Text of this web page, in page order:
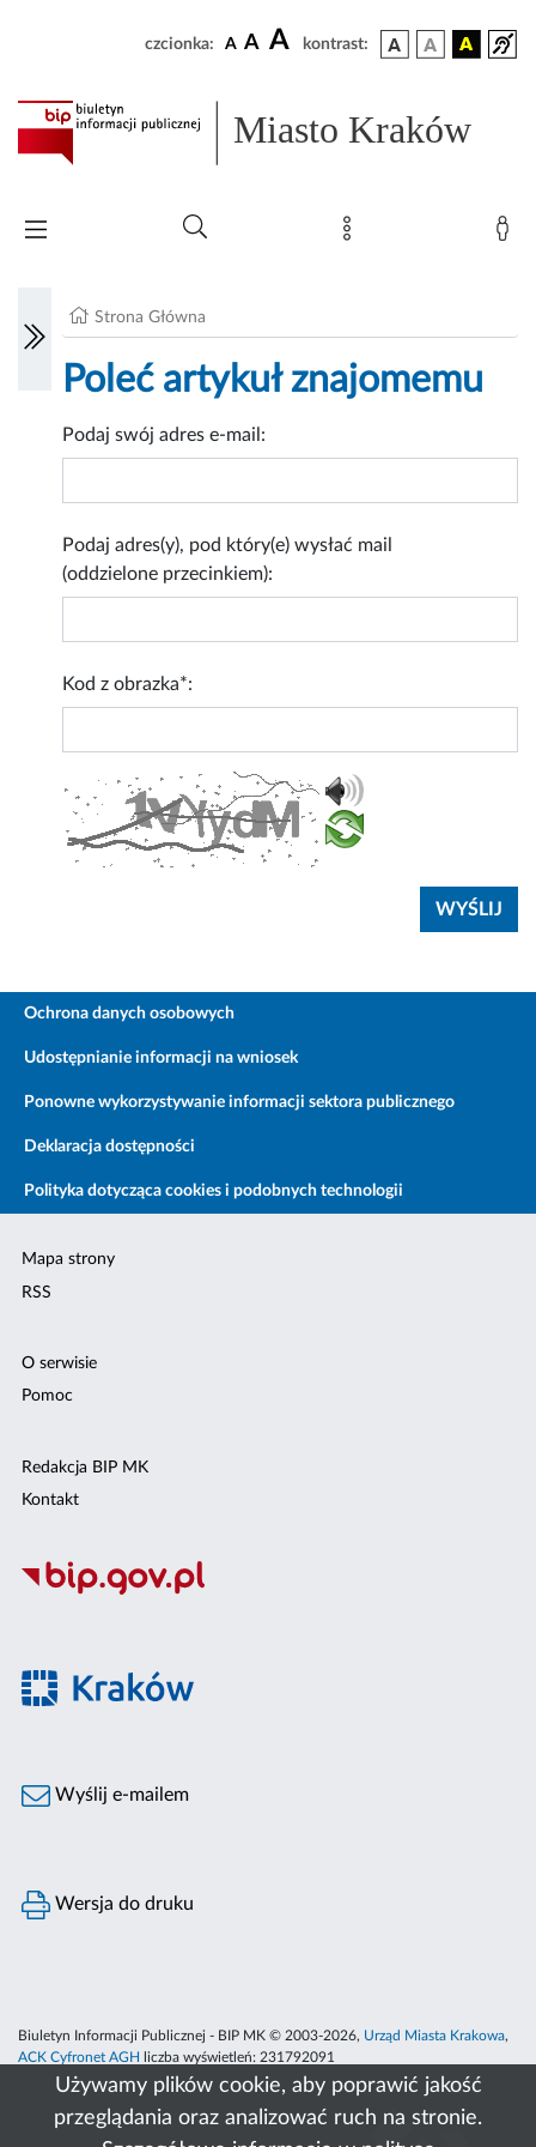
Używamy plików cookie, aby poprawić jakość
przeglądania oraz analizować ruch na stronie.
czcionka: A A A kontrast:
Miasto Kraków
Strona Główna
Poleć artykuł znajomemu
Podaj swój adres e-mail:
Podaj adres(y), pod który(e) wysłać mail
(oddzielone przecinkiem):
Kod z obrazka*:
Ochrona danych osobowych
Udostępnianie informacji na wniosek
Ponowne wykorzystywanie informacji sektora publicznego
Deklaracja dostępności
Polityka dotycząca cookies i podobnych technologii
Mapa strony
RSS
O serwisie
Pomoc
Redakcja BIP MK
Kontakt
Wyślij e-mailem
Wersja do druku
Biuletyn Informacji Publicznej - BIP MK © 2003-2026, Urząd Miasta Krakowa,
ACK Cyfronet AGH
liczba wyświetleń: 231792091